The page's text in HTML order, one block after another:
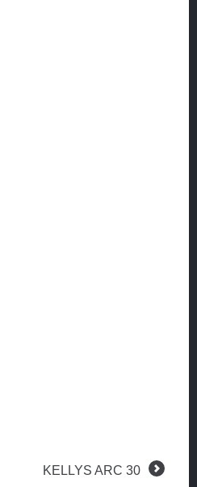
KELLYS ARC 30